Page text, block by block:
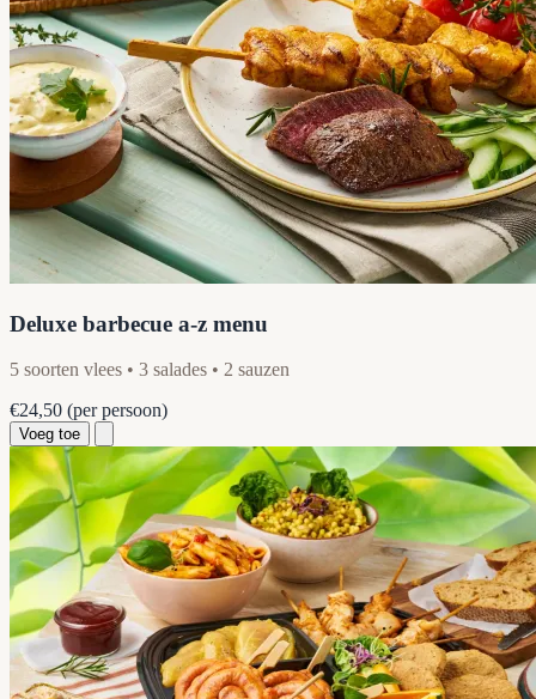
Deluxe barbecue a-z menu
5 soorten vlees • 3 salades • 2 sauzen
€24,50 (per persoon)
Voeg toe